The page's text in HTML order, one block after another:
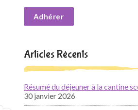
Adhérer
Articles Récents
Résumé du déjeuner à la cantine
30 janvier 2026